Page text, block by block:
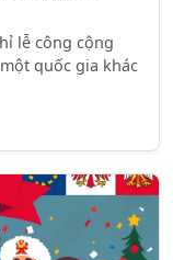
lễ công cộng
quốc gia khác